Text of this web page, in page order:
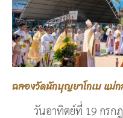
ฉลองวัดนักบุญยาโกเบ แม่
วันอาทิตย์ที่ 19 กรกฎา